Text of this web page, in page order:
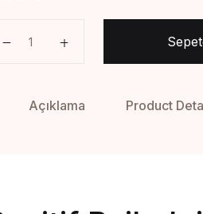
Açıklama Product